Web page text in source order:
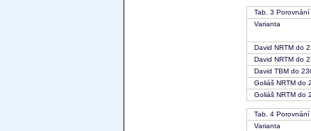
Tab. 3
Varianta
David NRTM do
David NRTM do
David TBM do
Goliáš NRTM do
Goliáš NRTM do
Tab. 4
Varianta